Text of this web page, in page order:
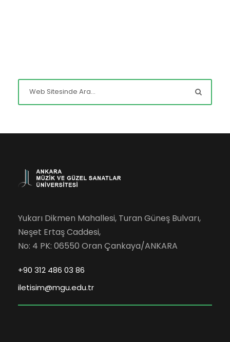
Yukarı Dikmen Mahallesi, Turan Güneş Bulvarı,
Neşet Ertaş Caddesi,
No: 4 PK: 06550 Oran Çankaya/ANKARA
+90 312 486 03 86
iletisim@mgu.edu.tr